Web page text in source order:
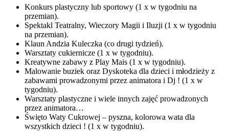
Konkurs plastyczny lub sportowy (1 x w tygodniu na
przemian).
Spektakl Teatralny, Wieczory Magii i Iluzji (1 x w tygodniu
na przemian).
Klaun Andzia Kuleczka (co drugi tydzień).
Warsztaty cukiernicze (1 x w tygodniu).
Kreatywne zabawy z Play Mais (1 x w tygodniu).
Malowanie buziek oraz Dyskoteka dla dzieci i młodzieży z
zabawami prowadzonymi przez animatora i Dj ! (1 x w
tygodniu).
Warsztaty plastyczne i wiele innych zajęć prowadzonych
przez animatora…
Święto Waty Cukrowej – pyszna, kolorowa wata dla
wszystkich dzieci ! (1 x w tygodniu).